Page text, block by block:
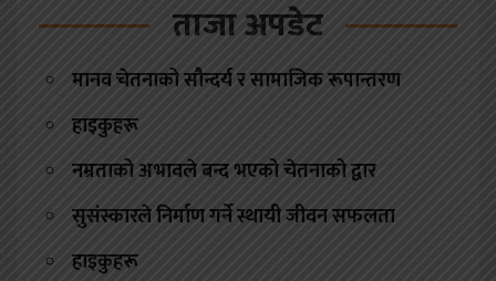
ताजा अपडेट
मानव चेतनाको सौन्दर्य र सामाजिक रूपान्तरण
हाइकुहरू
नम्रताको अभावले बन्द भएको चेतनाको द्वार
सुसंस्कारले निर्माण गर्ने स्थायी जीवन सफलता
हाइकुहरू